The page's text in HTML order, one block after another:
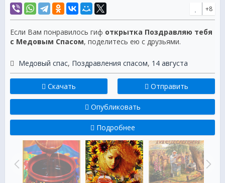
+8
Если Вам понравилось гиф открытка Поздравляю тебя
с Медовым Спасом, поделитесь ею с друзьями.
Медовый спас, Поздравления спасом, 14 августа
Скачать Отправить
Опубликовать
Подробнее